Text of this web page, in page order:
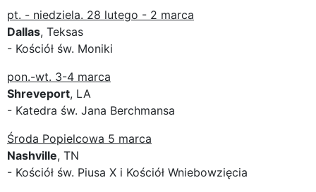
pt. - niedziela. 28 lutego - 2 marca
Dallas, Teksas
- Kościół św. Moniki
pon.-wt. 3-4 marca
Shreveport, LA
- Katedra św. Jana Berchmansa
Środa Popielcowa 5 marca
Nashville, TN
- Kościół św. Piusa X i Kościół Wniebowzięcia